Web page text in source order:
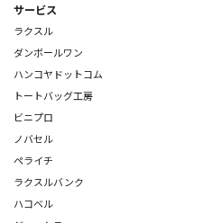
サービス
ラクスル
ダンボールワン
ハンコヤドットコム
トートバッグ工房
ビニプロ
ノバセル
ペライチ
ラクスルバンク
ハコベル